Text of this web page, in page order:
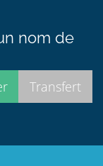
nom de